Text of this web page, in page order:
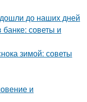
до наших дней
банке: советы и
зимой: советы
и